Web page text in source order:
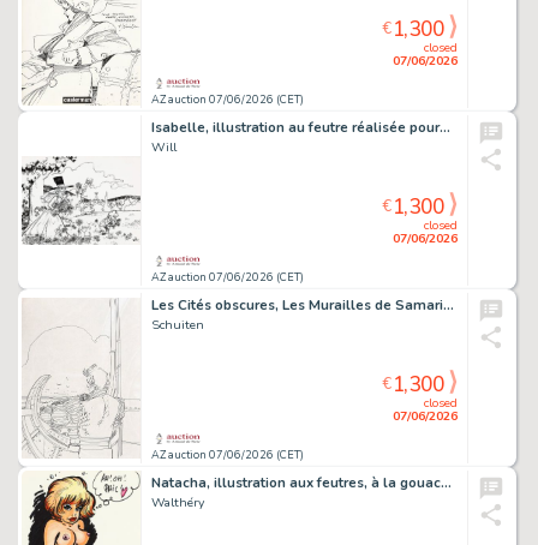
AZ auction 07/06/2026 (CET)
closed
07/06/2026
€1,300
Isabelle, illustration au feutre réalisée pour…
Will
AZ auction 07/06/2026 (CET)
closed
07/06/2026
€1,300
Les Cités obscures, Les Murailles de Samaris…
Schuiten
AZ auction 07/06/2026 (CET)
closed
07/06/2026
€1,300
Natacha, illustration aux feutres, à la gouache…
Walthéry